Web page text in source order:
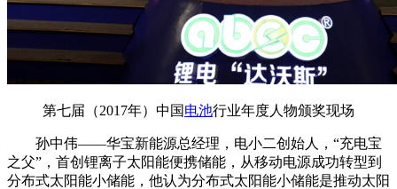
第七届（2017年）中国电池行业年度人物颁奖现场
孙中伟——华宝新能源总经理，电小二创始人，“充电宝
之父”，首创锂离子太阳能便携储能，从移动电源成功转型到
分布式太阳能小储能，他认为分布式太阳能小储能是推动太阳